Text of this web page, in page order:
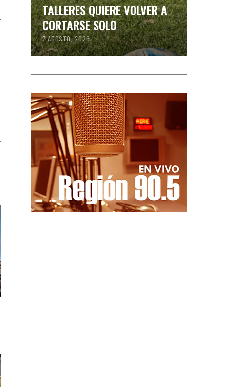
TALLERES QUIERE VOLVER A
CORTARSE SOLO
7 AGOSTO, 2026